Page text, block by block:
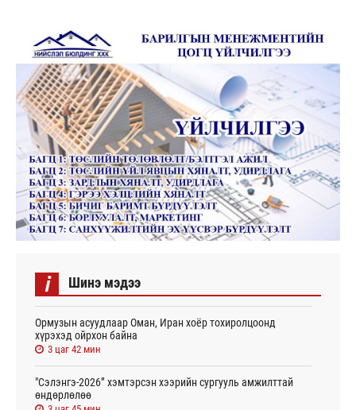
i Шинэ мэдээ
Ормузын асуудлаар Оман, Иран хоёр тохиролцоонд
хүрэхэд ойрхон байна
3 цаг 42 мин
"Сэлэнгэ-2026” хэмтэрсэн хээрийн сургууль амжилттай
өндөрлөлөө